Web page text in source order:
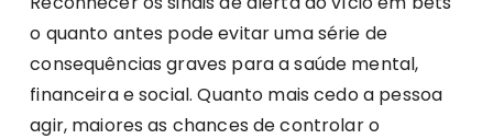
o quanto antes pode evitar uma série de
consequências graves para a saúde mental,
financeira e social. Quanto mais cedo a pessoa
agir, maiores as chances de controlar o